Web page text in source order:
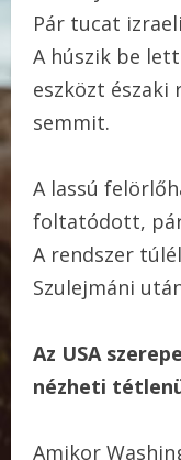
Pár tucat
A húszik be
eszközt északi
semmit.
A lassú
foltatódott,
A rendszer
Szulejmáni
Az USA
nézheti
Amikor